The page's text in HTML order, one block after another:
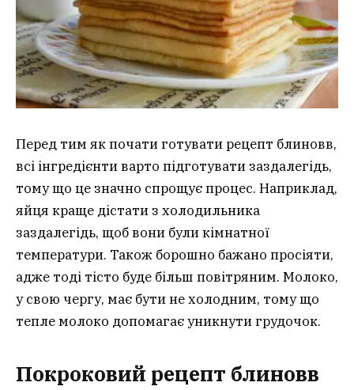
Перед тим як почати готувати рецепт блиновв,
всі інгредієнти варто підготувати заздалегідь,
тому що це значно спрощує процес. Наприклад,
яйця краще дістати з холодильника
заздалегідь, щоб вони були кімнатної
температури. Також борошно бажано просіяти,
адже тоді тісто буде більш повітряним. Молоко,
у свою чергу, має бути не холодним, тому що
тепле молоко допомагає уникнути грудочок.
Покроковий рецепт блиновв